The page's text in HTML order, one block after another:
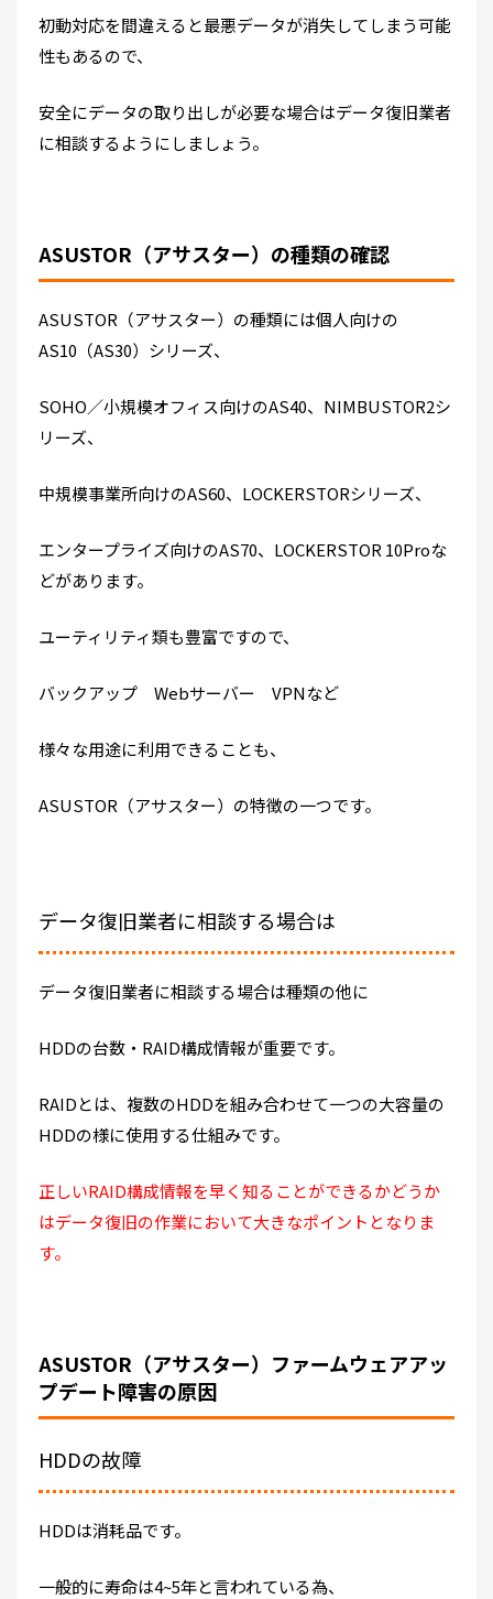
初動対応を間違えると最悪データが消失してしまう可能
性もあるので、
安全にデータの取り出しが必要な場合はデータ復旧業者
に相談するようにしましょう。
ASUSTOR（アサスター）の種類の確認
ASUSTOR（アサスター）の種類には個人向けの
AS10（AS30）シリーズ、
SOHO／小規模オフィス向けのAS40、NIMBUSTOR2シ
リーズ、
中規模事業所向けのAS60、LOCKERSTORシリーズ、
エンタープライズ向けのAS70、LOCKERSTOR 10Proな
どがあります。
ユーティリティ類も豊富ですので、
バックアップ Webサーバー VPNなど
様々な用途に利用できることも、
ASUSTOR（アサスター）の特徴の一つです。
データ復旧業者に相談する場合は
データ復旧業者に相談する場合は種類の他に
HDDの台数・RAID構成情報が重要です。
RAIDとは、複数のHDDを組み合わせて一つの大容量の
HDDの様に使用する仕組みです。
正しいRAID構成情報を早く知ることができるかどうか
はデータ復旧の作業において大きなポイントとなりま
す。
ASUSTOR（アサスター）ファームウェアアッ
プデート障害の原因
HDDの故障
HDDは消耗品です。
一般的に寿命は4~5年と言われている為、